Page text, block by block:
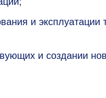
и эксплуатации
и создании